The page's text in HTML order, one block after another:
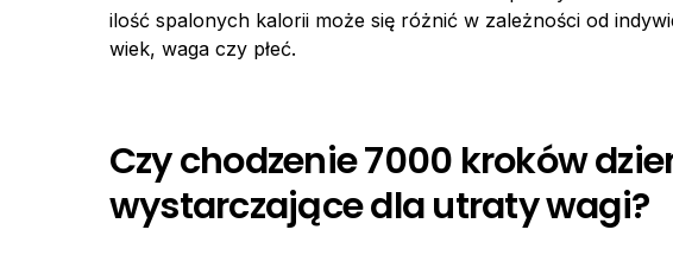
ilość spalonych kalorii może się różnić w zależności od
wiek, waga czy płeć.
Czy chodzenie 7000 kroków
wystarczające dla utraty wagi?